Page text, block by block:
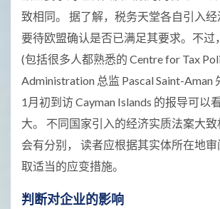
致相同。 据了解，税务天堂各自引入
要待欧盟确认是否已满足其要求。不过
(包括很多人都熟悉的 Centre for Tax
Administration 总监 Pascal Saint-Aman
1月初到访 Cayman Islands 的报导可以
大。 不同国家引入的经济实质法案大
会有分别， 读者应根据其实体所在地
取适当的应变措施。
判断对企业的影响